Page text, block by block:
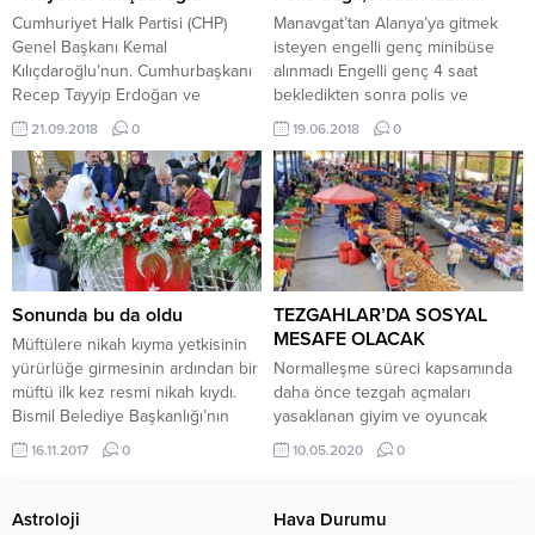
çevreyolu’nda ki çalışmaların sıkı
takibini sürdürüyor. Alanya
Belediyesi’nin de bağlantı yollarını
tamamlamasıyla birlikte daha...
Cumhuriyet Halk Partisi (CHP)
Genel Başkanı Kemal
Kılıçdaroğlu’nun. Cumhurbaşkanı
Recep Tayyip Erdoğan ve
yakınları hakkında Man adasına
para kaçırma iftirası yüzünden
mahkum olduğu 909 Bin liralık
tazminatı tek seferde icra
müdürlüğüne yatırması mal
varlığını gündeme getirdi. Beyan
ettiği mal varlığının toplamı icra
müdürlüğüne yatırdığı para kadar
etmezken, Kılıçdaroğlu’nun
tazminatı tek...
21.09.2018 0
Manavgat’tan Alanya’ya gitmek
isteyen engelli genç minibüse
alınmadı Engelli genç 4 saat
bekledikten sonra polis ve
Büyükşehir görevlilerinin
yardımıyla Alanya’ya gönderildi.
Kütahya‘dan tatil için Alanya’ya
gelen yürüme engelli genç
Cüneyt Demirtaş, bir yakınını
ziyaret için Manavgat’a geldi.
Alanya’ya geriye dönmek için
Manavgat Doğu Garajına gelen
Demirtaş, burada hayatının
şokunu...
19.06.2018 0
Sonunda bu da oldu
Müftülere nikah kıyma yetkisinin
yürürlüğe girmesinin ardından bir
müftü ilk kez resmi nikah kıydı.
Bismil Belediye Başkanlığı’nın
organizesinde düzenlenen toplu
nikah töreninde Bismil İlçe
Emin Sevim ile Özlem Sevim
16.11.2017 0
TEZGAHLAR’DA SOSYAL
MESAFE OLACAK
Normalleşme süreci kapsamında
daha önce tezgah açmaları
yasaklanan giyim ve oyuncak
pazarcıları da 11 Mayıs tarihinden
itibaren sosyal mesafeyi
Antalya genelinde giyim, oyuncak,
10.05.2020 0
Astroloji Hava Durumu